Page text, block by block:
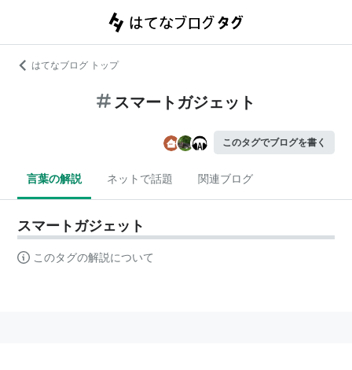
はてなブログ トップ
スマートガジェット
このタグでブログを書く
言葉の解説 ネットで話題 関連ブログ
スマートガジェット
このタグの解説について